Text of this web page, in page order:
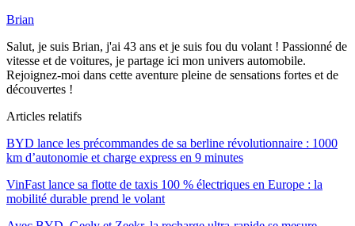
Brian
Salut, je suis Brian, j'ai 43 ans et je suis fou du volant ! Passionné de
vitesse et de voitures, je partage ici mon univers automobile.
Rejoignez-moi dans cette aventure pleine de sensations fortes et de
découvertes !
Articles relatifs
BYD lance les précommandes de sa berline révolutionnaire : 1000
km d’autonomie et charge express en 9 minutes
VinFast lance sa flotte de taxis 100 % électriques en Europe : la
mobilité durable prend le volant